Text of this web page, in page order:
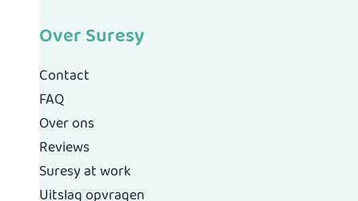
Over Suresy
Contact
FAQ
Over ons
Reviews
Suresy at work
Uitslag opvragen